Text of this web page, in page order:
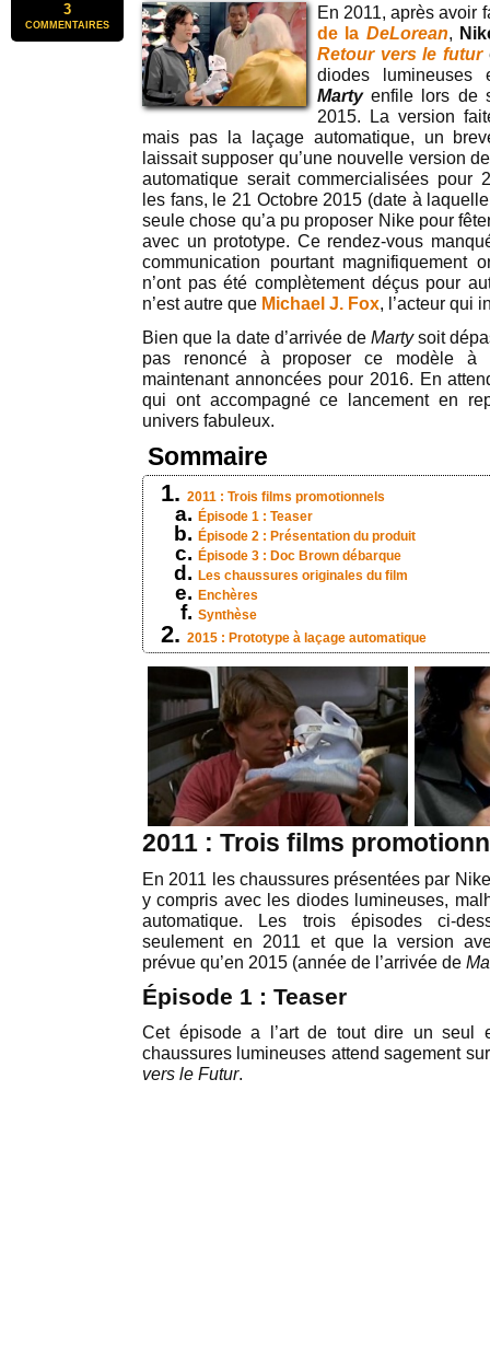
3
commentaires
En 2011, après avoir
de la DeLorean,
Retour vers le futur
diodes lumineuses
Martyenfile lors de
2015. La version
mais pas la laçage automatique, un
laissait supposer qu’une nouvelle version
automatique serait commercialisées pour
les fans, le 21 Octobre 2015 (date à
seule chose qu’a pu proposer Nike pour
avec un prototype. Ce rendez-vous
communication pourtant magnifiquement
n’ont pas été complètement déçus pour
n’est autre que Michael J. Fox, l’acteur qui
Bien que la date d’arrivée deMartysoit
pas renoncé à proposer ce modèle à
maintenant annoncées pour 2016. En
qui ont accompagné ce lancement en
univers fabuleux.
Sommaire
2011 : Trois films promotionnels
Épisode 1 : Teaser
Épisode 2 : Présentation du produit
Épisode 3 : Doc Brown débarque
Les chaussures originales du film
Enchères
Synthèse
2015 : Prototype à laçage automatique
2011 : Trois films
En 2011 les chaussures présentées par
y compris avec les diodes lumineuses,
automatique. Les trois épisodes ci-
seulement en 2011 et que la version
prévue qu’en 2015 (année de l’arrivée de
Épisode 1 : Teaser
Cet épisode a l’art de tout dire un seul
chaussures lumineuses attend sagement
vers le Futur.